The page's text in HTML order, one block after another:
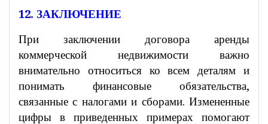
12. ЗАКЛЮЧЕНИЕ
При заключении договора аренды
коммерческой недвижимости важно
внимательно относиться ко всем деталям и
понимать финансовые обязательства,
связанные с налогами и сборами. Измененные
цифры в приведенных примерах помогают